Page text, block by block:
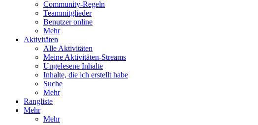
Community-Regeln
Teammitglieder
Benutzer online
Mehr
Aktivitäten
Alle Aktivitäten
Meine Aktivitäten-Streams
Ungelesene Inhalte
Inhalte, die ich erstellt habe
Suche
Mehr
Rangliste
Mehr
Mehr